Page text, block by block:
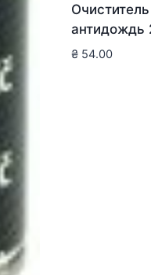
антидождь
₴54.00